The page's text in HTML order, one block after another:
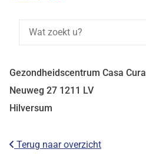
Gezondheidscentrum Casa Cura
Neuweg 27 1211 LV
Hilversum
Terug naar overzicht